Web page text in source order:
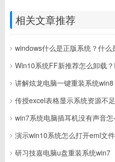
相关文章推荐
windows什么是正版系统？什么是原版
Win10系统FF新推荐怎么卸载
讲解炫龙电脑一键重装系统win8
传授excel表格显示系统资源不
win7系统电脑插耳机没有声音怎
演示win10系统怎么打开eml文件
研习技嘉电脑u盘重装系统win7